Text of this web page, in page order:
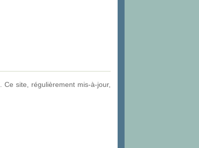
Ce site, régulièrement mis-à-jour,